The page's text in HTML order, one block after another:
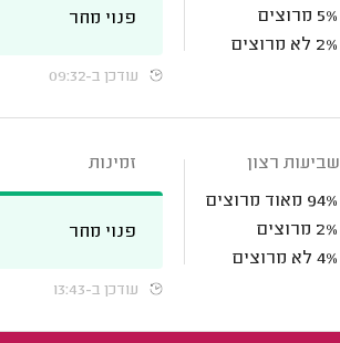
5% מרוצים
2% לא מרוצים
פנוי מחר
עודכן ב-09:32
שביעות רצון
94% מאוד מרוצים
2% מרוצים
4% לא מרוצים
זמינות
פנוי מחר
עודכן ב-13:43